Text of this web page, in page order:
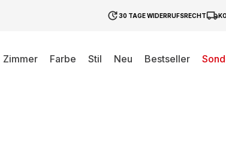
30 TAGE WIDERRUFSRECHT
Zimmer Farbe Stil Neu Bestseller